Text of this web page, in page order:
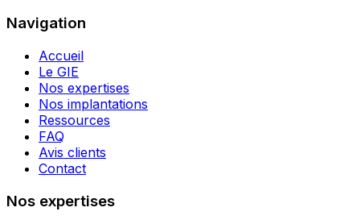
Navigation
Accueil
Le GIE
Nos expertises
Nos implantations
Ressources
FAQ
Avis clients
Contact
Nos expertises